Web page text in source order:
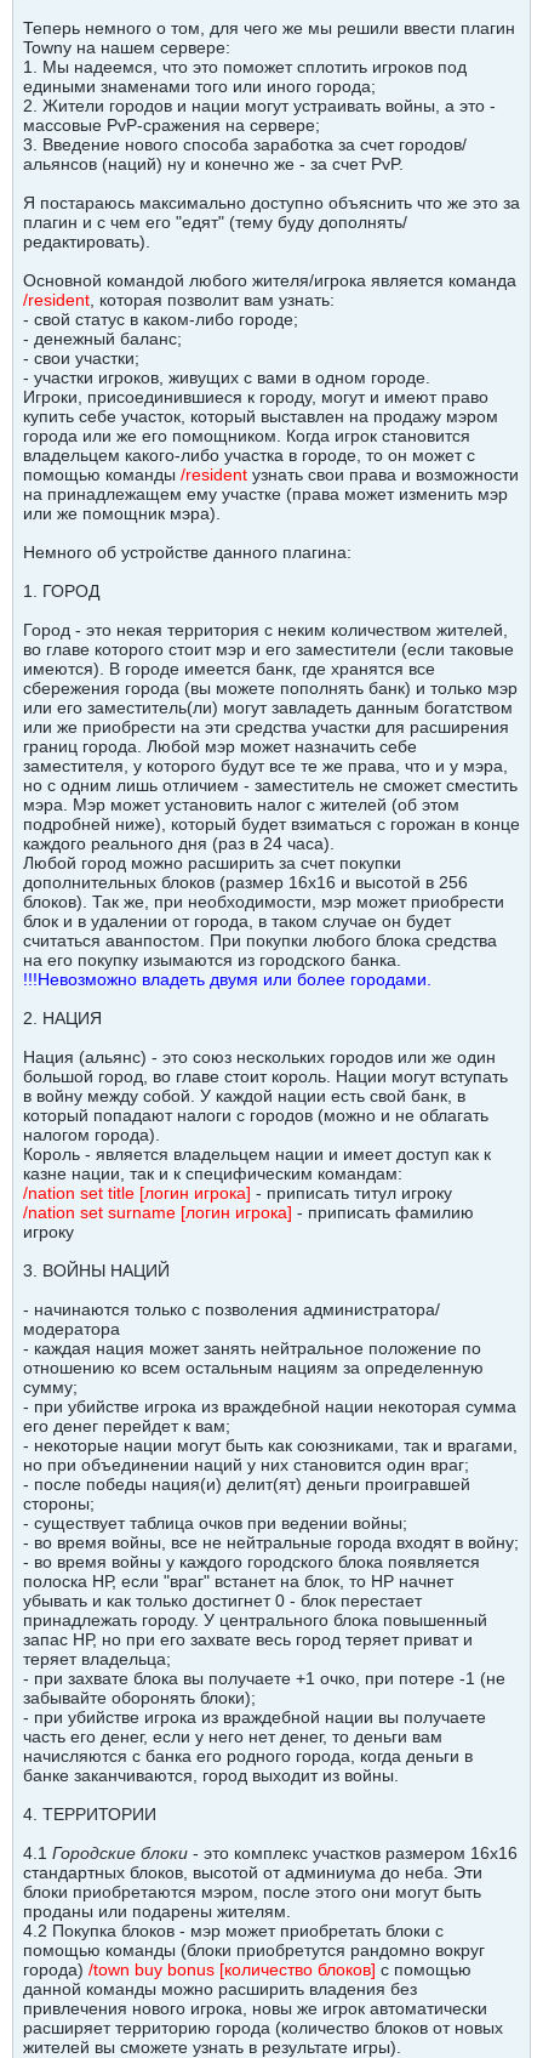
Теперь немного о том, для чего же мы решили ввести плагин
Towny на нашем сервере:
1. Мы надеемся, что это поможет сплотить игроков под
едиными знаменами того или иного города;
2. Жители городов и нации могут устраивать войны, а это -
массовые PvP-сражения на сервере;
3. Введение нового способа заработка за счет городов/
альянсов (наций) ну и конечно же - за счет PvP.
Я постараюсь максимально доступно объяснить что же это за
плагин и с чем его "едят" (тему буду дополнять/
редактировать).
Основной командой любого жителя/игрока является команда
/resident , которая позволит вам узнать:
- свой статус в каком-либо городе;
- денежный баланс;
- свои участки;
- участки игроков, живущих с вами в одном городе.
Игроки, присоединившиеся к городу, могут и имеют право
купить себе участок, который выставлен на продажу мэром
города или же его помощником. Когда игрок становится
владельцем какого-либо участка в городе, то он может с
помощью команды /resident узнать свои права и возможности
на принадлежащем ему участке (права может изменить мэр
или же помощник мэра).
Немного об устройстве данного плагина:
1. ГОРОД
Город - это некая территория с неким количеством жителей,
во главе которого стоит мэр и его заместители (если таковые
имеются). В городе имеется банк, где хранятся все
сбережения города (вы можете пополнять банк) и только мэр
или его заместитель(ли) могут завладеть данным богатством
или же приобрести на эти средства участки для расширения
границ города. Любой мэр может назначить себе
заместителя, у которого будут все те же права, что и у мэра,
но с одним лишь отличием - заместитель не сможет сместить
мэра. Мэр может установить налог с жителей (об этом
подробней ниже), который будет взиматься с горожан в конце
каждого реального дня (раз в 24 часа).
Любой город можно расширить за счет покупки
дополнительных блоков (размер 16х16 и высотой в 256
блоков). Так же, при необходимости, мэр может приобрести
блок и в удалении от города, в таком случае он будет
считаться аванпостом. При покупки любого блока средства
на его покупку изымаются из городского банка.
!!!Невозможно владеть двумя или более городами.
2. НАЦИЯ
Нация (альянс) - это союз нескольких городов или же один
большой город, во главе стоит король. Нации могут вступать
в войну между собой. У каждой нации есть свой банк, в
который попадают налоги с городов (можно и не облагать
налогом города).
Король - является владельцем нации и имеет доступ как к
казне нации, так и к специфическим командам:
/nation set title [логин игрока] - приписать титул игроку
/nation set surname [логин игрока] - приписать фамилию
игроку
3. ВОЙНЫ НАЦИЙ
- начинаются только с позволения администратора/
модератора
- каждая нация может занять нейтральное положение по
отношению ко всем остальным нациям за определенную
сумму;
- при убийстве игрока из враждебной нации некоторая сумма
его денег перейдет к вам;
- некоторые нации могут быть как союзниками, так и врагами,
но при объединении наций у них становится один враг;
- после победы нация(и) делит(ят) деньги проигравшей
стороны;
- существует таблица очков при ведении войны;
- во время войны, все не нейтральные города входят в войну;
- во время войны у каждого городского блока появляется
полоска НР, если "враг" встанет на блок, то НР начнет
убывать и как только достигнет 0 - блок перестает
принадлежать городу. У центрального блока повышенный
запас НР, но при его захвате весь город теряет приват и
теряет владельца;
- при захвате блока вы получаете +1 очко, при потере -1 (не
забывайте оборонять блоки);
- при убийстве игрока из враждебной нации вы получаете
часть его денег, если у него нет денег, то деньги вам
начисляются с банка его родного города, когда деньги в
банке заканчиваются, город выходит из войны.
4. ТЕРРИТОРИИ
4.1 Городские блоки - это комплекс участков размером 16х16
стандартных блоков, высотой от админиума до неба. Эти
блоки приобретаются мэром, после этого они могут быть
проданы или подарены жителям.
4.2 Покупка блоков - мэр может приобретать блоки с
помощью команды (блоки приобретутся рандомно вокруг
города) /town buy bonus [количество блоков] с помощью
данной команды можно расширить владения без
привлечения нового игрока, новы же игрок автоматически
расширяет территорию города (количество блоков от новых
жителей вы сможете узнать в результате игры).